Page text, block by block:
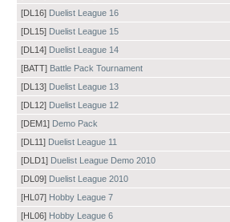
[DL16] Duelist League 16
[DL15] Duelist League 15
[DL14] Duelist League 14
[BATT] Battle Pack Tournament
[DL13] Duelist League 13
[DL12] Duelist League 12
[DEM1] Demo Pack
[DL11] Duelist League 11
[DLD1] Duelist League Demo 2010
[DL09] Duelist League 2010
[HL07] Hobby League 7
[HL06] Hobby League 6